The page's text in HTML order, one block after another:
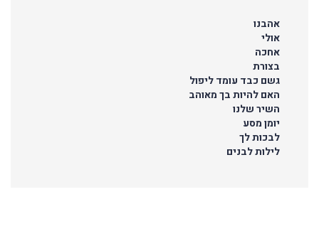
אהבנו
אולי
אחכה
בצורת
גשם כבד עומד ליפול
האם להיות בך מאוהב
השיר שלנו
יומן מסע
לבכות לך
לילות לבנים